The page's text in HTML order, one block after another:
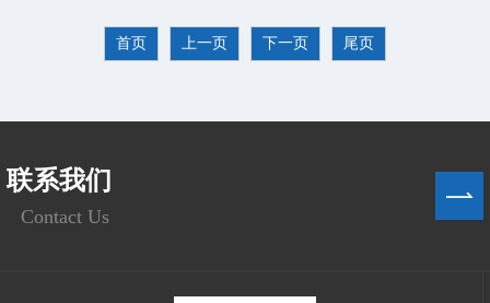
首页 上一页 下一页 尾页
联系我们
Contact Us